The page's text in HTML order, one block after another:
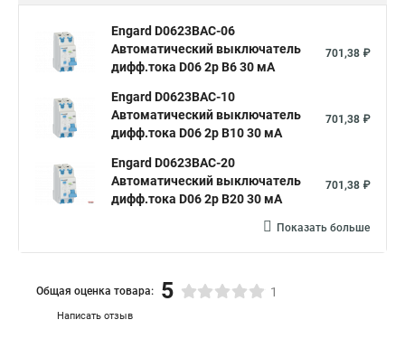
Engard D0623BAC-06
Автоматический выключатель
дифф.тока D06 2р B6 30 мА
701,38 ₽
Engard D0623BAC-10
Автоматический выключатель
дифф.тока D06 2р B10 30 мА
701,38 ₽
Engard D0623BAC-20
Автоматический выключатель
дифф.тока D06 2р B20 30 мА
701,38 ₽
Показать больше
Написать отзыв
Общая оценка товара: 5 1